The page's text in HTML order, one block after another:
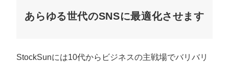
あらゆる世代のSNSに最適化させます
StockSunには10代からビジネスの主戦場でバリバリ